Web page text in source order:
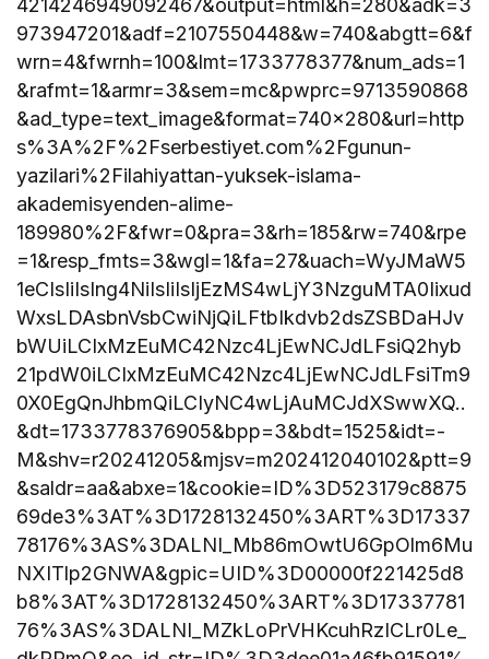
4214246949092467&output=html&h=280&adk=3
973947201&adf=2107550448&w=740&abgtt=6&f
wrn=4&fwrnh=100&lmt=1733778377&num_ads=1
&rafmt=1&armr=3&sem=mc&pwprc=9713590868
&ad_type=text_image&format=740×280&url=http
s%3A%2F%2Fserbestiyet.com%2Fgunun-
yazilari%2Filahiyattan-yuksek-islama-
akademisyenden-alime-
189980%2F&fwr=0&pra=3&rh=185&rw=740&rpe
=1&resp_fmts=3&wgl=1&fa=27&uach=WyJMaW5
1eCIsIiIsIng4NiIsIiIsIjEzMS4wLjY3NzguMTA0Iixud
WxsLDAsbnVsbCwiNjQiLFtbIkdvb2dsZSBDaHJv
bWUiLCIxMzEuMC42Nzc4LjEwNCJdLFsiQ2hyb
21pdW0iLCIxMzEuMC42Nzc4LjEwNCJdLFsiTm9
0X0EgQnJhbmQiLCIyNC4wLjAuMCJdXSwwXQ..
&dt=1733778376905&bpp=3&bdt=1525&idt=-
M&shv=r20241205&mjsv=m202412040102&ptt=9
&saldr=aa&abxe=1&cookie=ID%3D523179c8875
69de3%3AT%3D1728132450%3ART%3D17337
78176%3AS%3DALNI_Mb86mOwtU6GpOlm6Mu
NXITlp2GNWA&gpic=UID%3D00000f221425d8
b8%3AT%3D1728132450%3ART%3D17337781
76%3AS%3DALNI_MZkLoPrVHKcuhRzICLr0Le_